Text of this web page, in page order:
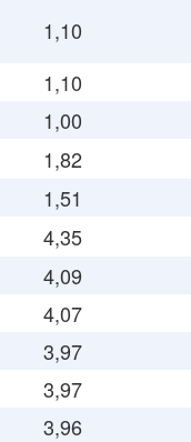
1,10
1,10
1,00
1,82
1,51
4,35
4,09
4,07
3,97
3,97
3,96